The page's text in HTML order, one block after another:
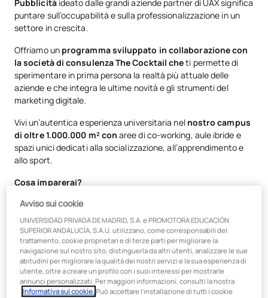
Pubblicità ideato dalle grandi aziende partner di UAX significa
puntare sull’occupabilità e sulla professionalizzazione in un
settore in crescita.
Offriamo un programma sviluppato in collaborazione con
la società di consulenza The Cocktail cheti permette di
sperimentare in prima persona la realtà più attuale delle
aziende e che integra le ultime novità e gli strumenti del
marketing digitale.
Vivi un’autentica esperienza universitaria nel nostro campus
di oltre 1.000.000 m² conaree di co-working, aule ibride e
spazi unici dedicati alla socializzazione, all’apprendimento e
allo sport.
Cosa imparerai?
Svilupperai strategie di posizionamento SEO, mobile
marketing, social media, campagne mediatiche, influencer
marketing, branding…
Ti formerai attraversometodologie Agilecon le aziende
più all’avanguardia, svolgendo tirocini presso importanti
agenzie, testate giornalistiche e aziende di diversi settori
Lavorerai con strumenti specializzati di marketing digitale
Avviso sui cookie
UNIVERSIDAD PRIVADA DE MADRID, S.A. e PROMOTORA EDUCACIÓN
SUPERIOR ANDALUCÍA, S.A.U. utilizzano, come corresponsabili del
trattamento, cookie proprietari e di terze parti per migliorare la
navigazione sul nostro sito, distinguerla da altri utenti, analizzare le sue
abitudini per migliorare la qualità dei nostri servizi e la sua esperienza di
utente, oltre a creare un profilo con i suoi interessi per mostrarle
annunci personalizzati. Per maggiori informazioni, consulti la nostra
Informativa sui cookie.Può accettare l'installazione di tutti i cookie